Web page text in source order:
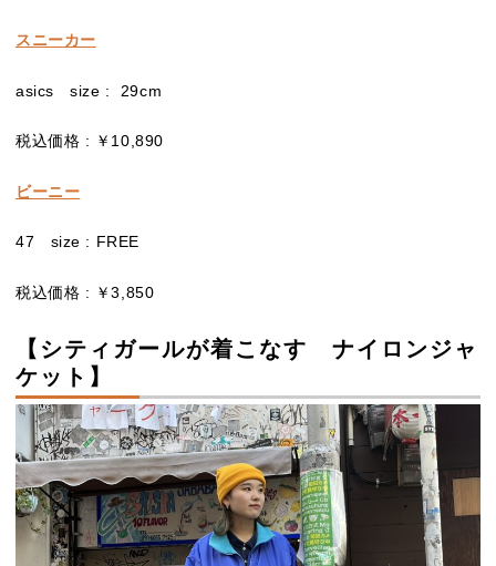
スニーカー
asics size : 29cm
税込価格 : ￥10,890
ビーニー
47 size : FREE
税込価格 : ￥3,850
【シティガールが着こなす ナイロンジャ
ケット】